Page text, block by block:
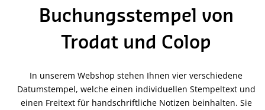
Buchungsstempel von
Trodat und Colop
In unserem Webshop stehen Ihnen vier verschiedene
Datumstempel, welche einen individuellen Stempeltext und
einen Freitext für handschriftliche Notizen beinhalten. Sie